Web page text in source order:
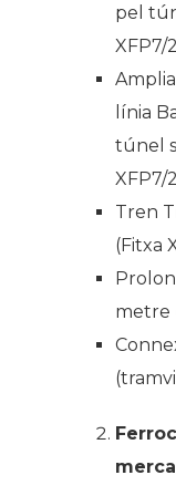
pel
XFP7/
línia
túnel
XFP7/
Tren
(Fitxa
metre